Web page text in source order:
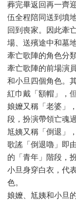
葬完畢返回再一齊
伍全程陪同送到墳
回到喪家。因此牽
場、送殯途中和墓
牽亡歌陣的角色分
牽亡歌陣的前場演
和小旦四個角色。
紅巾戴「額帽」，
娘嬤又稱「老婆」
段，扮演帶領亡魂
尪姨又稱「倒退」
歌謠「倒退嚕」即
的「青年」階段，
小旦身穿白衣，代
色。
娘嬤、尪姨和小旦